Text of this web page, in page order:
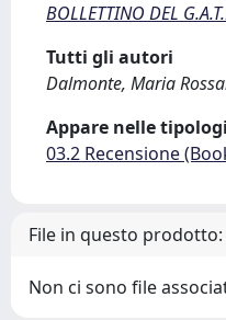
BOLLETTINO DEL
Tutti gli autori
Dalmonte, Maria
Appare nelle
03.2 Recensione
File in questo prodotto:
Non ci sono file